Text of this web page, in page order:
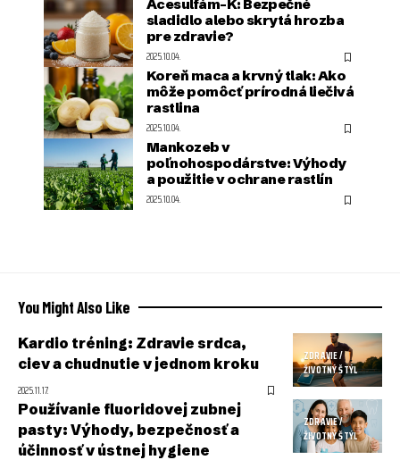
Acesulfám-K: Bezpečné
sladidlo alebo skrytá hrozba
pre zdravie?
2025.10.04.
Koreň maca a krvný tlak: Ako
môže pomôcť prírodná liečivá
rastlina
2025.10.04.
Mankozeb v
poľnohospodárstve: Výhody
a použitie v ochrane rastlín
2025.10.04.
You Might Also Like
ZDRAVIE /
ŽIVOTNÝ ŠTÝL
Kardio tréning: Zdravie srdca,
ciev a chudnutie v jednom kroku
2025.11.17.
ZDRAVIE /
ŽIVOTNÝ ŠTÝL
Používanie fluoridovej zubnej
pasty: Výhody, bezpečnosť a
účinnosť v ústnej hygiene